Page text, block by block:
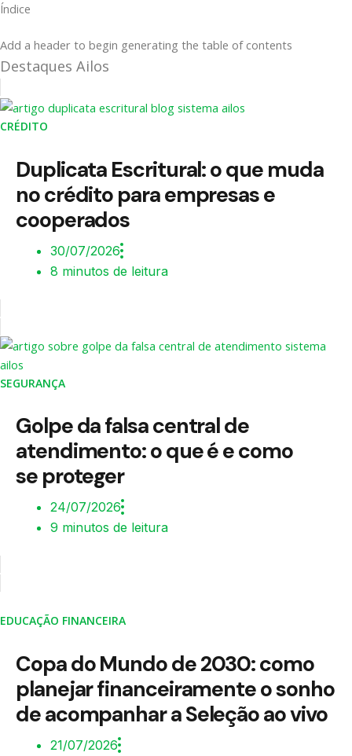
Índice
Add a header to begin generating the table of contents
Destaques Ailos
CRÉDITO
Duplicata Escritural: o que muda
no crédito para empresas e
cooperados
30/07/2026
8 minutos de leitura
SEGURANÇA
Golpe da falsa central de
atendimento: o que é e como
se proteger
24/07/2026
9 minutos de leitura
EDUCAÇÃO FINANCEIRA
Copa do Mundo de 2030: como
planejar financeiramente o sonho
de acompanhar a Seleção ao vivo
21/07/2026